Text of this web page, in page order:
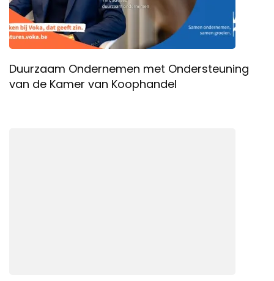
Duurzaam Ondernemen met Ondersteuning
van de Kamer van Koophandel